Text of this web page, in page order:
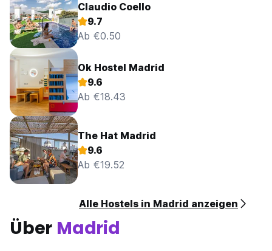
Claudio Coello
9.7
Ab €0.50
Ok Hostel Madrid
9.6
Ab €18.43
The Hat Madrid
9.6
Ab €19.52
Alle Hostels in Madrid anzeigen
Über Madrid